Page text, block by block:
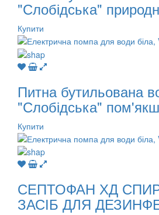
"Слобідська"
Купити
Питна бутильована
"Слобідська"
Купити
СЕПТОФАН ХД
ЗАСІБ ДЛЯ